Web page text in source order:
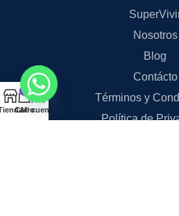
Nosotros
Blog
Contácto
Términos y
Política de
Carro
Mi cuenta